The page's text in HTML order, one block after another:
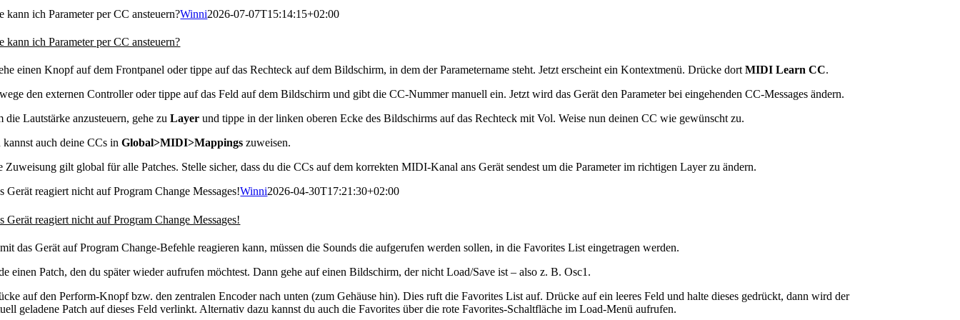
kann ich Parameter per CC ansteuern?Winni2026-07-07T15:14:15+02:00
kann ich Parameter per CC ansteuern?
einen Knopf auf dem Frontpanel oder tippe auf das Rechteck auf dem Bildschirm, in dem der Parametername steht. Jetzt erscheint ein Kontextmenü. Drücke dortMIDI Learn CC.
den externen Controller oder tippe auf das Feld auf dem Bildschirm und gibt die CC-Nummer manuell ein. Jetzt wird das Gerät den Parameter bei eingehenden CC-Messages ändern.
die Lautstärke anzusteuern, gehe zuLayer und tippe in der linken oberen Ecke des Bildschirms auf das Rechteck mit Vol. Weise nun deinen CC wie gewünscht zu.
kannst auch deine CCs in Global>MIDI>Mappings zuweisen.
Zuweisung gilt global für alle Patches. Stelle sicher, dass du die CCs auf dem korrekten MIDI-Kanal ans Gerät sendest um die Parameter im richtigen Layer zu ändern.
Gerät reagiert nicht auf Program Change Messages!Winni2026-04-30T17:21:30+02:00
Gerät reagiert nicht auf Program Change Messages!
das Gerät auf Program Change-Befehle reagieren kann, müssen die Sounds die aufgerufen werden sollen, in die Favorites List eingetragen werden.
einen Patch, den du später wieder aufrufen möchtest. Dann gehe auf einen Bildschirm, der nicht Load/Save ist – also z. B. Osc1.
auf den Perform-Knopf bzw. den zentralen Encoder nach unten (zum Gehäuse hin). Dies ruft die Favorites List auf. Drücke auf ein leeres Feld und halte dieses gedrückt, dann wird der
geladene Patch auf dieses Feld verlinkt. Alternativ dazu kannst du auch die Favorites über die rote Favorites-Schaltfläche im Load-Menü aufrufen.